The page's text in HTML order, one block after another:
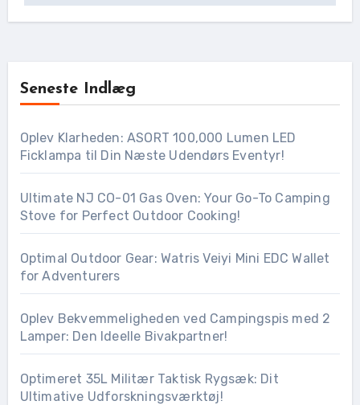
Seneste Indlæg
Oplev Klarheden: ASORT 100,000 Lumen LED
Ficklampa til Din Næste Udendørs Eventyr!
Ultimate NJ CO-01 Gas Oven: Your Go-To Camping
Stove for Perfect Outdoor Cooking!
Optimal Outdoor Gear: Watris Veiyi Mini EDC Wallet
for Adventurers
Oplev Bekvemmeligheden ved Campingspis med 2
Lamper: Den Ideelle Bivakpartner!
Optimeret 35L Militær Taktisk Rygsæk: Dit
Ultimative Udforskningsværktøj!